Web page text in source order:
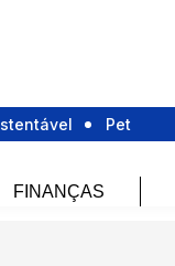
Pet
FINANÇAS